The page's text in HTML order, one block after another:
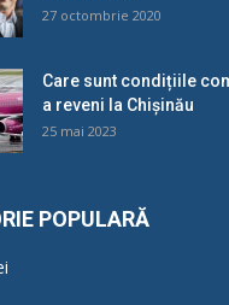
27 octombrie 2020
Care sunt condițiile
a reveni la Chișinău
25 mai 2023
POPULARĂ